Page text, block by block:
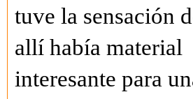
tuve la sensación
allí había material
interesante para